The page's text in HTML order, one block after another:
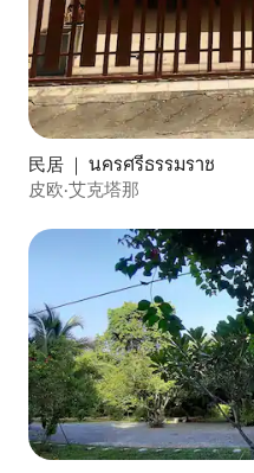
民居 ｜ นครศรีธรรมราช
皮欧·艾克塔那